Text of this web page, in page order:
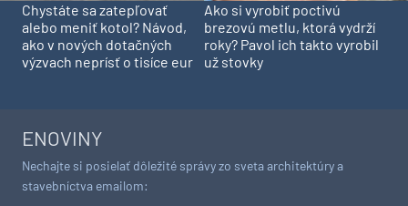
Chystáte sa zatepľovať
alebo meniť kotol? Návod,
ako v nových dotačných
výzvach neprísť o tisíce eur
Ako si vyrobiť poctivú
brezovú metlu, ktorá vydrží
roky? Pavol ich takto vyrobil
už stovky
ENOVINY
Nechajte si posielať dôležité správy zo sveta architektúry a
stavebníctva emailom: